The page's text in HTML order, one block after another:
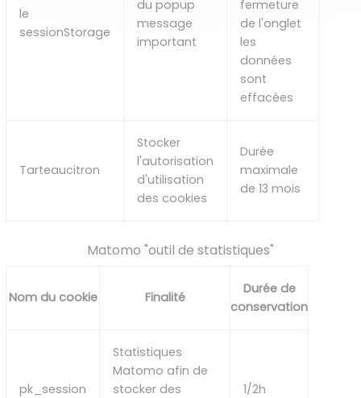
le
sessionStorage
du popup
message
important
fermeture
de l'onglet
les
données
sont
effacées
Tarteaucitron
Stocker
l'autorisation
d'utilisation
des cookies
Durée
maximale
de 13 mois
Matomo "outil de statistiques"
Nom du cookie Finalité
Durée de
conservation
pk_session
Statistiques
Matomo afin de
stocker des
1/2h